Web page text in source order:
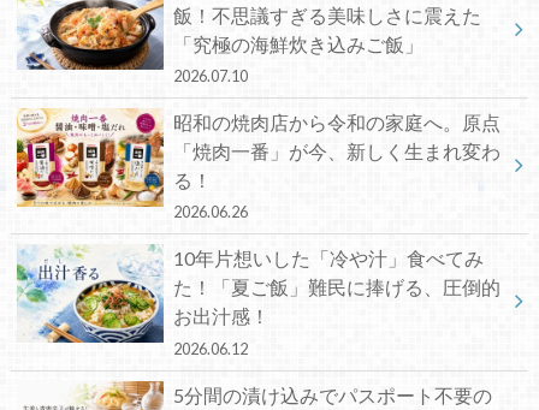
飯！不思議すぎる美味しさに震えた
「究極の海鮮炊き込みご飯」
2026.07.10
昭和の焼肉店から令和の家庭へ。原点
「焼肉一番」が今、新しく生まれ変わ
る！
2026.06.26
10年片想いした「冷や汁」食べてみ
た！「夏ご飯」難民に捧げる、圧倒的
お出汁感！
2026.06.12
5分間の漬け込みでパスポート不要の